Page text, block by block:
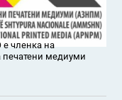
членка на
печатени медиуми